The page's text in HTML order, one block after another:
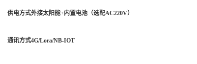
供电方式外接太阳能+内置电池（选配AC220V）
通讯方式4G/Lora/NB-IOT